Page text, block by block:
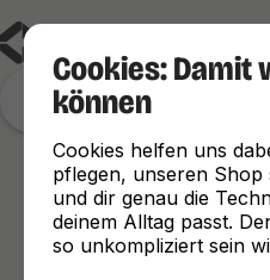
Cookies: Damit
können
Cookies helfen uns
pflegen, unseren
und dir genau die
deinem Alltag passt.
so unkompliziert sein